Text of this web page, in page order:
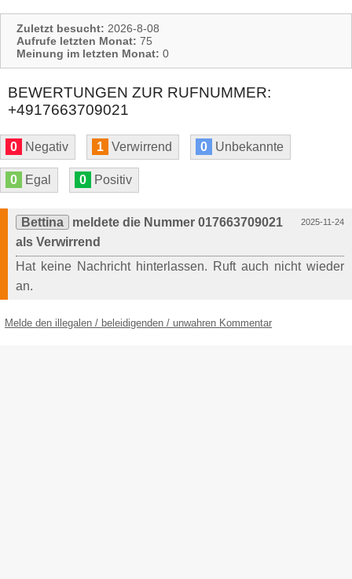
Zuletzt besucht: 2026-8-08
Aufrufe letzten Monat: 75
Meinung im letzten Monat: 0
BEWERTUNGEN ZUR RUFNUMMER:
+4917663709021
0 Negativ 1 Verwirrend 0 Unbekannte
0 Egal 0 Positiv
2025-11-24
Bettina
meldete die Nummer 017663709021
als Verwirrend
Hat keine Nachricht hinterlassen. Ruft auch nicht wieder
an.
Melde den illegalen / beleidigenden / unwahren Kommentar